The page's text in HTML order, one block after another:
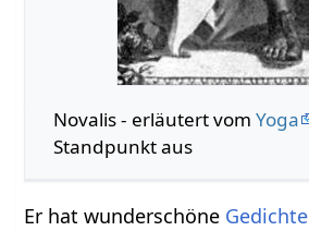
Novalis - erläutert vom Yoga
Standpunkt aus
Er hat wunderschöne Gedichte